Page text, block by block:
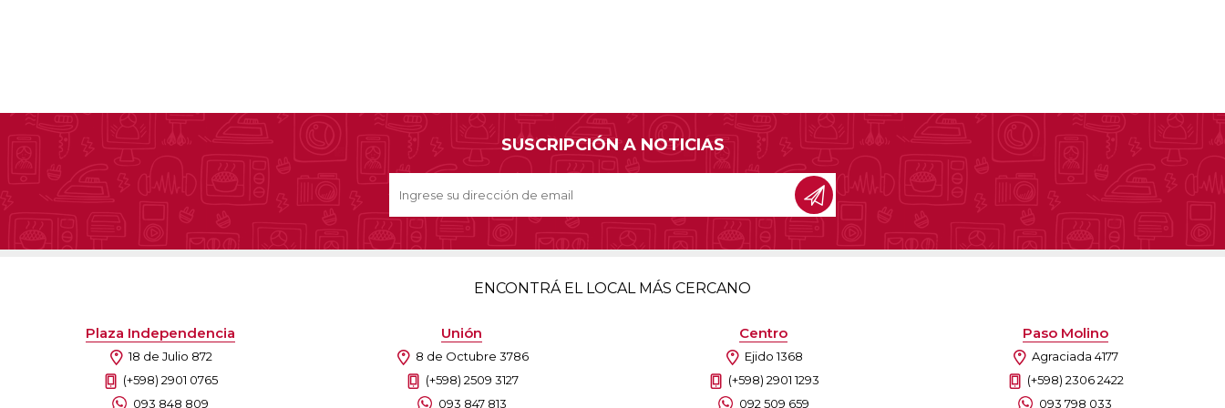
SUSCRIPCIÓN A NOTICIAS
ENCONTRÁ EL LOCAL MÁS CERCANO
Plaza Independencia
18 de Julio 872
(+598) 2901 0765
093 848 809
Unión
8 de Octubre 3786
(+598) 2509 3127
093 847 813
Centro
Ejido 1368
(+598) 2901 1293
092 509 659
Paso Molino
Agraciada 4177
(+598) 2306 2422
093 798 033